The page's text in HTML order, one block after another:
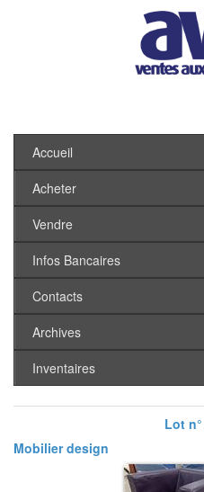
Accueil
Acheter
Vendre
Infos Bancaires
Contacts
Archives
Inventaires
Lot
Mobilier design